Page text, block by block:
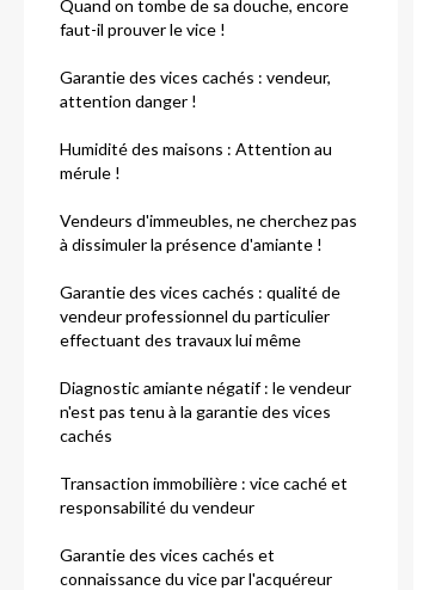
Quand on tombe de sa douche, encore
faut-il prouver le vice !
Garantie des vices cachés : vendeur,
attention danger !
Humidité des maisons : Attention au
mérule !
Vendeurs d'immeubles, ne cherchez pas
à dissimuler la présence d'amiante !
Garantie des vices cachés : qualité de
vendeur professionnel du particulier
effectuant des travaux lui même
Diagnostic amiante négatif : le vendeur
n'est pas tenu à la garantie des vices
cachés
Transaction immobilière : vice caché et
responsabilité du vendeur
Garantie des vices cachés et
connaissance du vice par l'acquéreur